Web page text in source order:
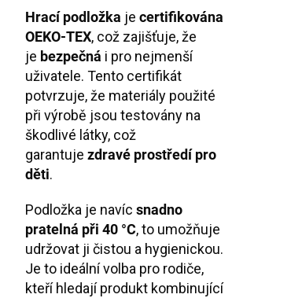
Hrací podložka je certifikována
OEKO-TEX, což zajišťuje, že
je bezpečná i pro nejmenší
uživatele. Tento certifikát
potvrzuje, že materiály použité
při výrobě jsou testovány na
škodlivé látky, což
garantuje zdravé prostředí pro
děti.
Podložka je navíc snadno
pratelná při 40 °C, to umožňuje
udržovat ji čistou a hygienickou.
Je to ideální volba pro rodiče,
kteří hledají produkt kombinující